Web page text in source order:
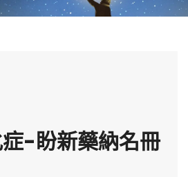
-盼新藥納名冊